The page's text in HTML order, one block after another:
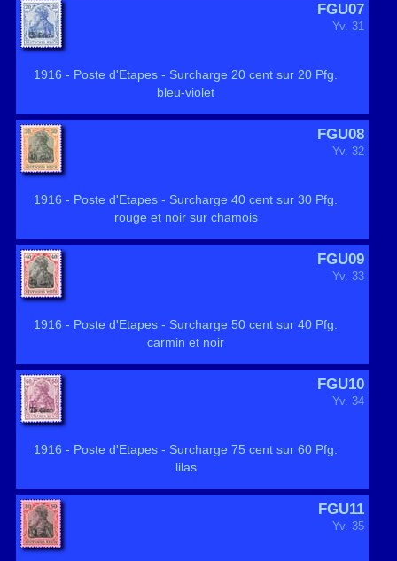
FGU07
Yv. 31
1916 - Poste d'Etapes - Surcharge 20 cent sur 20 Pfg.
bleu-violet
FGU08
Yv. 32
1916 - Poste d'Etapes - Surcharge 40 cent sur 30 Pfg.
rouge et noir sur chamois
FGU09
Yv. 33
1916 - Poste d'Etapes - Surcharge 50 cent sur 40 Pfg.
carmin et noir
FGU10
Yv. 34
1916 - Poste d'Etapes - Surcharge 75 cent sur 60 Pfg.
lilas
FGU11
Yv. 35